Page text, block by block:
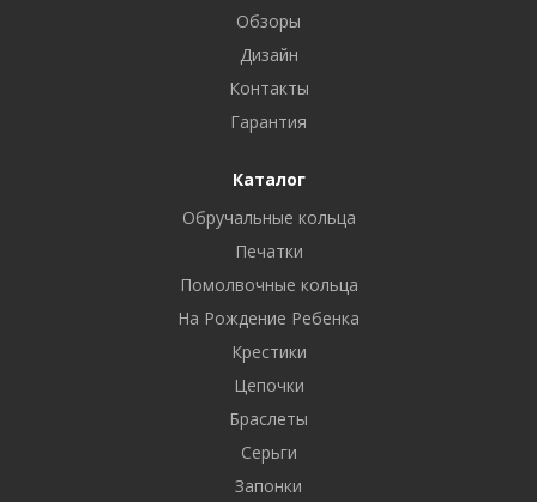
Обзоры
Дизайн
Контакты
Гарантия
Каталог
Обручальные кольца
Печатки
Помолвочные кольца
На Рождение Ребенка
Крестики
Цепочки
Браслеты
Серьги
Запонки